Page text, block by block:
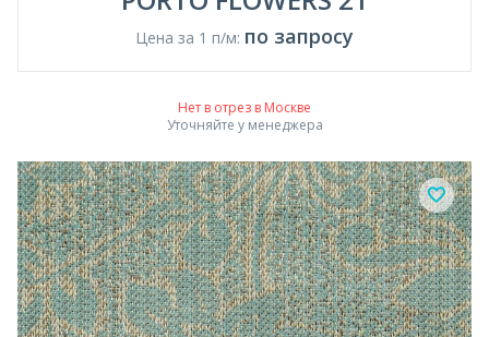
Цена за 1 п/м: по запросу
Нет в отрез в Москве
Уточняйте у менеджера